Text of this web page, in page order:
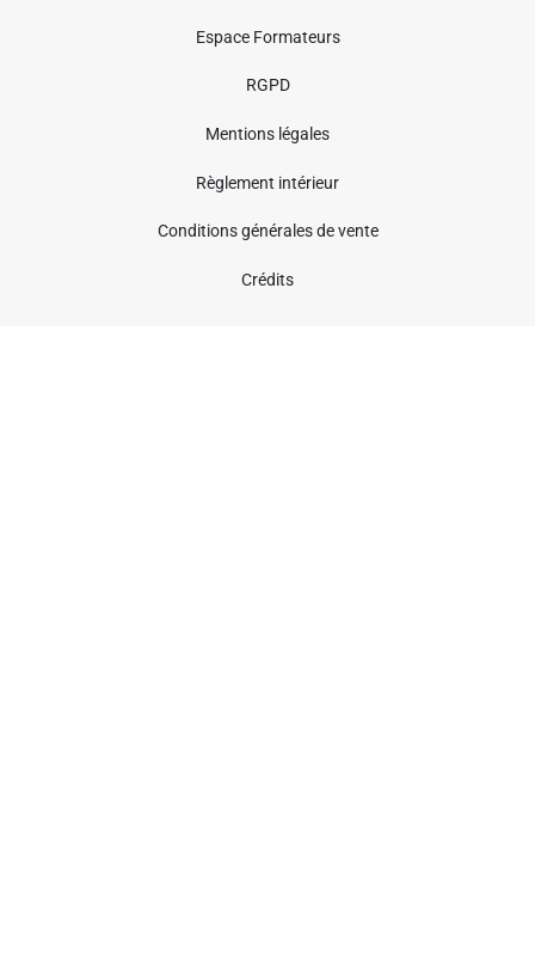
Espace Formateurs
RGPD
Mentions légales
Règlement intérieur
Conditions générales de vente
Crédits